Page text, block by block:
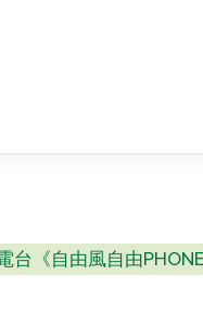
台《自由風自由